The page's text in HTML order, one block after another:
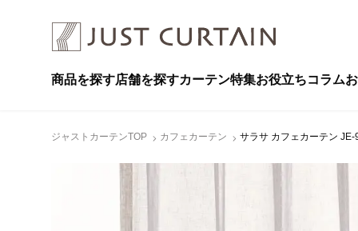
商品を探す店舗を探すカーテン特集お役立ちコラム
ジャストカーテンTOP カフェカーテン サラサ カフェカーテン